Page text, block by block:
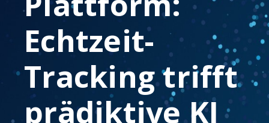
Echtzeit-
Tracking trifft
prädiktive KI